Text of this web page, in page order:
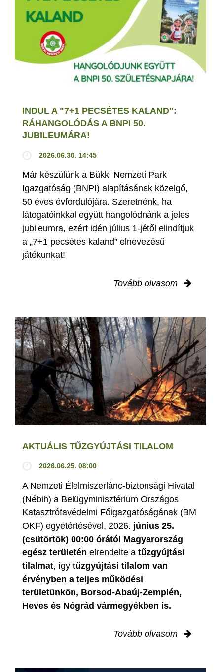
INDUL A "7+1 PECSÉTES KALAND":
RÁHANGOLÓDÁS A BNPI 50.
JUBILEUMÁRA!
2026.06.30. 14:45
Már készülünk a Bükki Nemzeti Park
Igazgatóság (BNPI) alapításának közelgő,
50 éves évfordulójára. Szeretnénk, ha
látogatóinkkal együtt hangolódnánk a jeles
jubileumra, ezért idén július 1-jétől elindítjuk
a „7+1 pecsétes kaland” elnevezésű
játékunkat!
Tovább olvasom
AKTUÁLIS TŰZGYÚJTÁSI TILALOM
2026.06.25. 08:00
A Nemzeti Élelmiszerlánc-biztonsági Hivatal
(Nébih) a Belügyminisztérium Országos
Katasztrófavédelmi Főigazgatóságának (BM
OKF) egyetértésével, 2026. június 25.
(csütörtök) 00:00 órától Magyarország
egész területén elrendelte a tűzgyújtási
tilalmat, így tűzgyújtási tilalom van
érvényben a teljes működési
területünkön, Borsod-Abaúj-Zemplén,
Heves és Nógrád vármegyékben is.
Tovább olvasom